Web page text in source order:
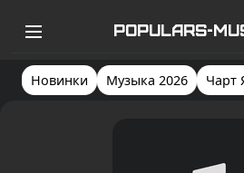
POPULARS-
Новинки Музыка 2026 Чарт